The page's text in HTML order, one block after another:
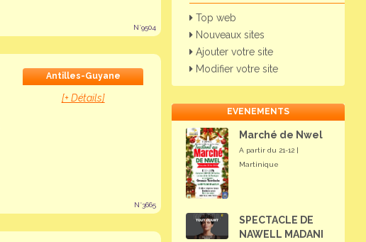
N°9504
Antilles-Guyane
[+ Détails]
N°3665
Top web
Nouveaux sites
Ajouter votre site
Modifier votre site
EVENEMENTS
Marché de Nwel
A partir du 21-12 |
Martinique
SPECTACLE DE
NAWELL MADANI